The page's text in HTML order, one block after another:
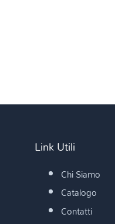
Link Utili
Chi Siamo
Catalogo
Contatti